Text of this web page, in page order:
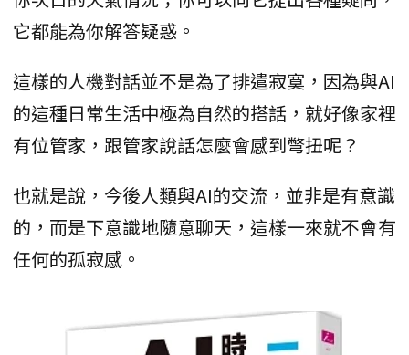
它都能為你解答疑惑。
這樣的人機對話並不是為了排遣寂寞，因為與AI
的這種日常生活中極為自然的搭話，就好像家裡
有位管家，跟管家說話怎麼會感到彆扭呢？
也就是說，今後人類與AI的交流，並非是有意識
的，而是下意識地隨意聊天，這樣一來就不會有
任何的孤寂感。